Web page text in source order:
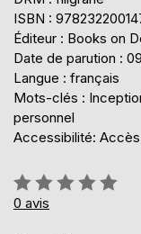
ISBN :
Éditeur : Books on
Date de parution :
Langue : français
Mots-clés :
personnel
Accessibilité:
Évaluation:
0%
0 avis